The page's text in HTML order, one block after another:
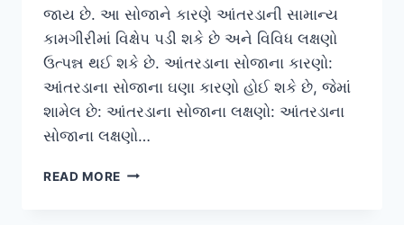
જાય છે. આ સોજાને કારણે આંતરડાની સામાન્ય
કામગીરીમાં વિક્ષેપ પડી શકે છે અને વિવિધ લક્ષણો
ઉત્પન્ન થઈ શકે છે. આંતરડાના સોજાના કારણો:
આંતરડાના સોજાના ઘણા કારણો હોઈ શકે છે, જેમાં
શામેલ છે: આંતરડાના સોજાના લક્ષણો: આંતરડાના
સોજાના લક્ષણો…
READ MORE આંતરડા